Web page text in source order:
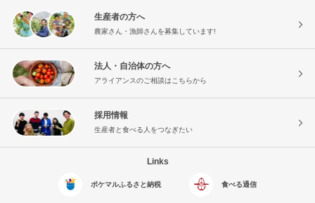
生産者の方へ
農家さん・漁師さんを募集しています!
法人・自治体の方へ
アライアンスのご相談はこちらから
採用情報
生産者と食べる人をつなぎたい
Links
ポケマルふるさと納税 食べる通信